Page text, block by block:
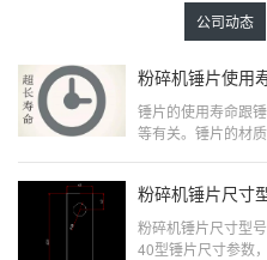
公司动态
粉碎机锤片使用
锤片的使用寿命跟
等有关。锤片的材
粉碎机锤片尺寸
粉碎机锤片尺寸型
40型锤片尺寸参数